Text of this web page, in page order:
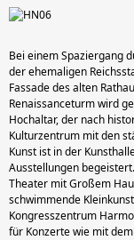
Bei einem Spaziergang
der ehemaligen
Fassade des alten
Renaissanceturm wird
Hochaltar, der nach
Kulturzentrum mit den
Kunst ist in der
Ausstellungen
Theater mit Großem
schwimmende
Kongresszentrum
für Konzerte wie mit